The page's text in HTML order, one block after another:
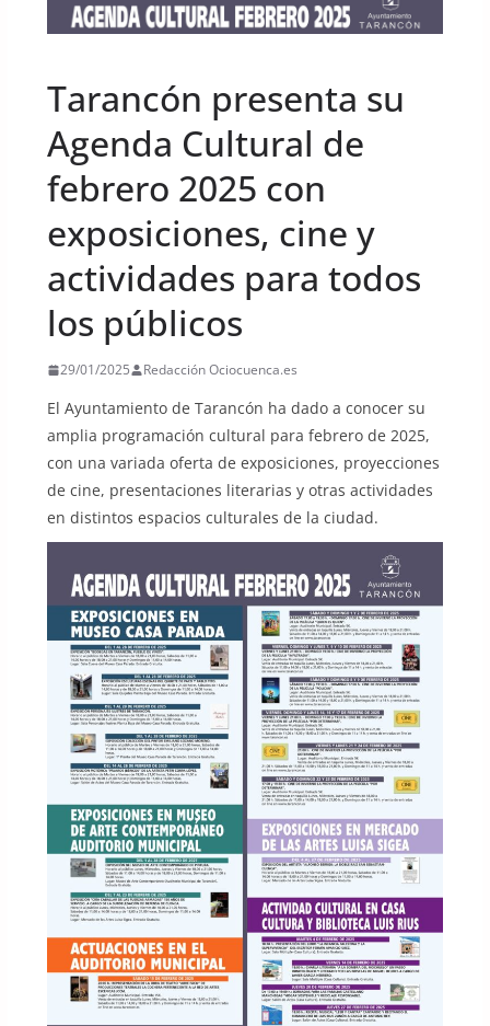
Tarancón presenta su
Agenda Cultural de
febrero 2025 con
exposiciones, cine y
actividades para todos
los públicos
29/01/2025 Redacción Ociocuenca.es
El Ayuntamiento de Tarancón ha dado a conocer su
amplia programación cultural para febrero de 2025,
con una variada oferta de exposiciones, proyecciones
de cine, presentaciones literarias y otras actividades
en distintos espacios culturales de la ciudad.